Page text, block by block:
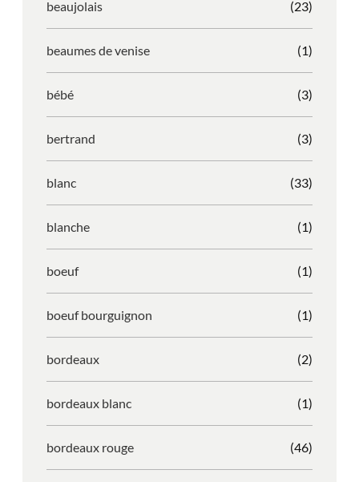
beaujolais (23)
beaumes de venise (1)
bébé (3)
bertrand (3)
blanc (33)
blanche (1)
boeuf (1)
boeuf bourguignon (1)
bordeaux (2)
bordeaux blanc (1)
bordeaux rouge (46)